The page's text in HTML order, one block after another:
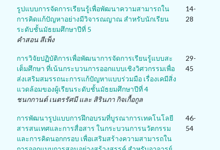
รูปแบบการจัดการเรียนรู้เพื่อพัฒนาความสามารถใน
การคิดแก้ปัญหาอย่างมีวิจารณญาณ สำหรับนักเรียน
ระดับชั้นมัธยมศึกษาปีที่ 5
คำสอน สีเพ็ง
14-
28
การวิจัยปฏิบัติการเพื่อพัฒนาการจัดการเรียนรู้แบบสะ
เต็มศึกษา ที่เน้นกระบวนการออกแบบเชิงวิศวกรรมเพื่อ
ส่งเสริมสมรรถนะการแก้ปัญหาแบบร่วมมือ เรื่องเคมีสิ่ง
แวดล้อมของผู้เรียนระดับชั้นมัธยมศึกษาปีที่ 4
ชนกกานต์ เนตรรัศมี และ สิรินภา กิจเกื้อกูล
29-
45
การพัฒนารูปแบบการฝึกอบรมที่บูรณาการเทคโนโลยี
สารสนเทศและการสื่อสาร ในกระบวนการนวัตกรรม
และการคิดนอกกรอบ เพื่อเสริมสร้างความสามารถใน
46-
54